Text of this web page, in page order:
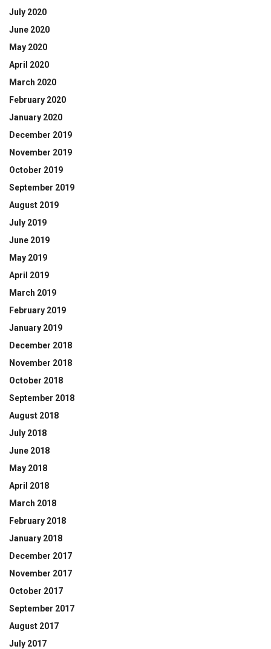
July 2020
June 2020
May 2020
April 2020
March 2020
February 2020
January 2020
December 2019
November 2019
October 2019
September 2019
August 2019
July 2019
June 2019
May 2019
April 2019
March 2019
February 2019
January 2019
December 2018
November 2018
October 2018
September 2018
August 2018
July 2018
June 2018
May 2018
April 2018
March 2018
February 2018
January 2018
December 2017
November 2017
October 2017
September 2017
August 2017
July 2017